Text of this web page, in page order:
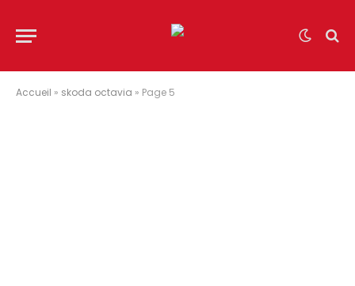
Accueil » skoda octavia » Page 5